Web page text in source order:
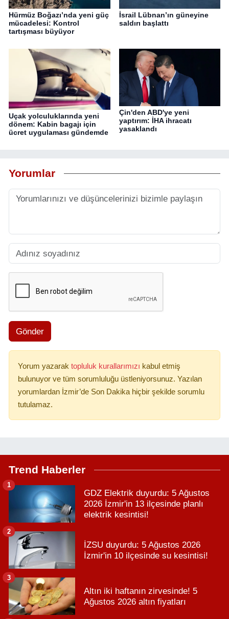
Hürmüz Boğazı’nda yeni güç
mücadelesi: Kontrol
tartışması büyüyor
İsrail Lübnan’ın güneyine
saldırı başlattı
Uçak yolculuklarında yeni
dönem: Kabin bagajı için
ücret uygulaması gündemde
Çin'den ABD'ye yeni
yaptırım: İHA ihracatı
yasaklandı
Yorumlar
Gönder
Yorum yazarak topluluk kurallarımızı kabul etmiş
bulunuyor ve tüm sorumluluğu üstleniyorsunuz. Yazılan
yorumlardan İzmir’de Son Dakika hiçbir şekilde sorumlu
tutulamaz.
Trend Haberler
GDZ Elektrik duyurdu: 5 Ağustos
2026 İzmir'in 13 ilçesinde planlı
elektrik kesintisi!
1
İZSU duyurdu: 5 Ağustos 2026
İzmir'in 10 ilçesinde su kesintisi!
2
Altın iki haftanın zirvesinde! 5
Ağustos 2026 altın fiyatları
3